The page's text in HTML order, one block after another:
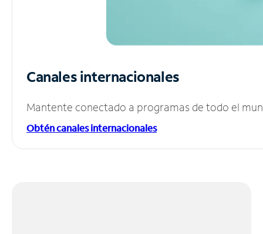
Canales internacionales
Mantente conectado a programas de todo el
Obtén canales internacionales